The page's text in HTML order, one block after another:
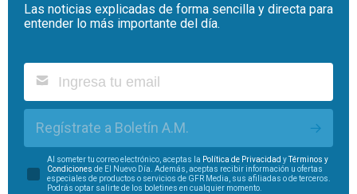
Las noticias explicadas de forma sencilla y directa para
entender lo más importante del día.
Regístrate a Boletín A.M.
Al someter tu correo electrónico, aceptas la Política de Privacidad yTérminos y
Condiciones de El Nuevo Día. Además, aceptas recibir información u ofertas
especiales de productos o servicios de GFR Media, sus afiliadas o de terceros.
Podrás optar salirte de los boletines en cualquier momento.